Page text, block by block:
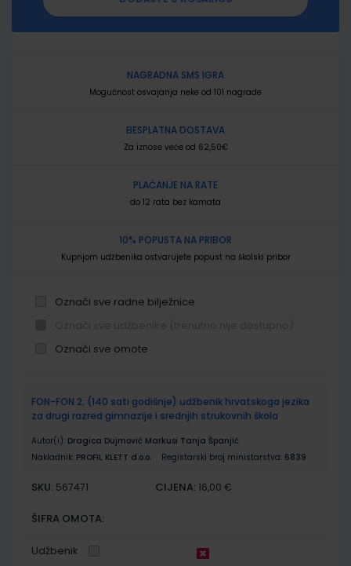
NAGRADNA SMS IGRA
Mogućnost osvajanja neke od 101 nagrade
BESPLATNA DOSTAVA
Za iznose veće od 62,50€
PLAĆANJE NA RATE
do 12 rata bez kamata
10% POPUSTA NA PRIBOR
Kupnjom udžbenika ostvarujete popust na školski pribor
Označi sve radne bilježnice
Označi sve omote
proizvodi
FON-FON 2; (140 sati godišnje) udžbenik hrvatskoga jezika
za drugi razred gimnazije i srednjih strukovnih škola
Autor(i): Dragica Dujmović Markusi Tanja Španjić
Nakladnik: PROFIL KLETT d.o.o. Registarski broj ministarstva: 6839
SKU: 567471 CIJENA: 16,00 €
ŠIFRA OMOTA:
Udžbenik